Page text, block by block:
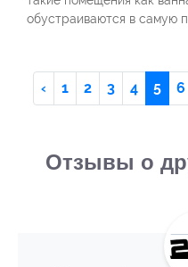
обустраиваются в самую
‹ 1 2 3 4 5 6
Отзывы о